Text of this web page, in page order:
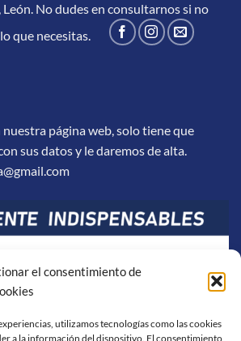
el consentimiento de
utilizamos tecnologías como las cookies
a la información del dispositivo. El consentimiento
No dudes en consultarnos si no
que necesitas.
nuestra página web, solo tiene que
sus datos y le daremos de alta.